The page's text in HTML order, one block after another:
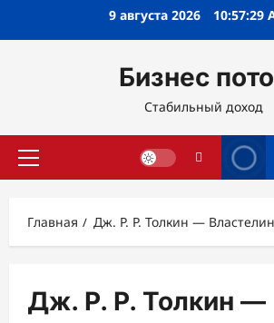
9 августа 2026 10:57:30
Бизнес
Стабильный доход
Основное
Главная Дж. Р. Р. Толкин —
Дж. Р. Р. Толкин —